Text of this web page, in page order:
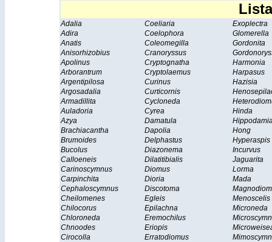
Lista
Adalia Coeliaria
Exoplectra
Adira
Coelophora
Glomerella
Anatis
Coleomegilla
Gordonita
Anisorhizobius
Cranoryssus
Apolinus
Cryptognatha
Harmonia
Arborantrum
Cryptolaemus
Harpasus
Argentipilosa
Curinus
Hazisia
Argosadalia
Curticornis
Armadillita
Cycloneda
Auladoria
Cyrea
Hinda
Azya
Damatula
Brachiacantha
Dapolia
Hong
Brumoides
Delphastus
Hyperaspis
Bucolus
Diazonema
Incurvus
Calloeneis
Dilatitibialis
Jaguarita
Carinoscymnus
Diomus
Lorma
Carpinchita
Dioria
Mada
Cephaloscymnus
Discotoma
Cheilomenes
Egleis
Menoscelis
Chilocorus
Epilachna
Microneda
Chloroneda
Eremochilus
Chnoodes
Eriopis
Cirocolla
Erratodiomus